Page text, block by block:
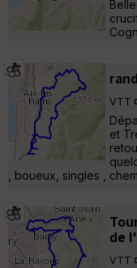
VTT
et
, boueux, singles ,
de
VTT